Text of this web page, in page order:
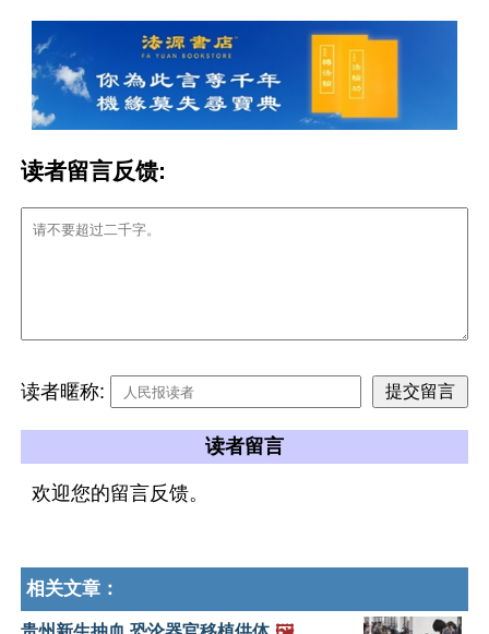
读者留言反馈:
读者暱称:
读者留言
欢迎您的留言反馈。
相关文章：